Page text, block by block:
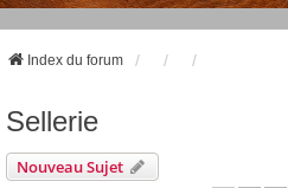
Index du forum
Sellerie
Nouveau Sujet